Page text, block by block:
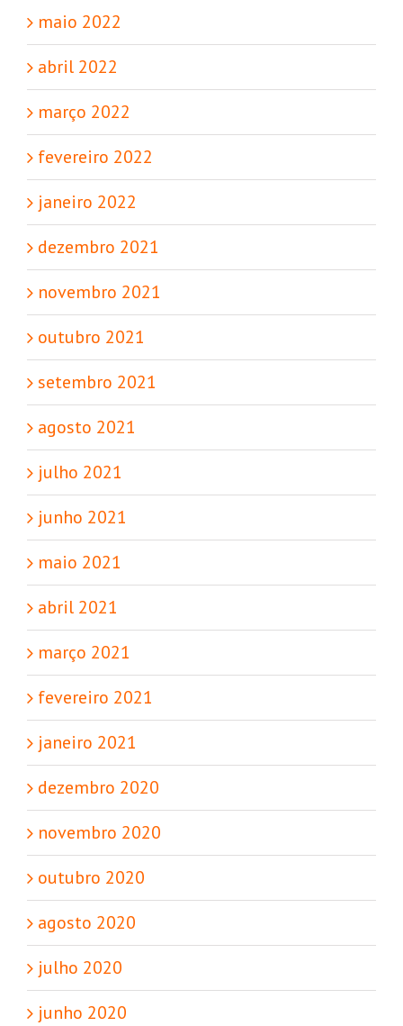
maio 2022
abril 2022
março 2022
fevereiro 2022
janeiro 2022
dezembro 2021
novembro 2021
outubro 2021
setembro 2021
agosto 2021
julho 2021
junho 2021
maio 2021
abril 2021
março 2021
fevereiro 2021
janeiro 2021
dezembro 2020
novembro 2020
outubro 2020
agosto 2020
julho 2020
junho 2020